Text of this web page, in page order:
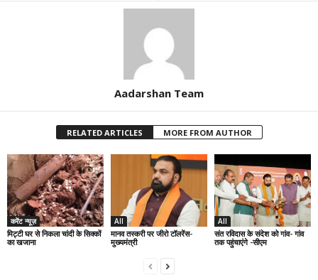
Aadarshan Team
RELATED ARTICLES MORE FROM AUTHOR
करेंट न्यूज़
मिट्टी घर से निकला चांदी के सिक्कों
का खजाना
All
मानव तस्करी पर जीरो टॉलरेंस-
मुख्यमंत्री
All
संत रविदास के संदेश को गांव- गांव
तक पहुंचाएंगे -सीएम